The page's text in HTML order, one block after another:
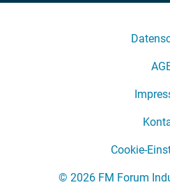
Cookie-
© 2026 FM Forum